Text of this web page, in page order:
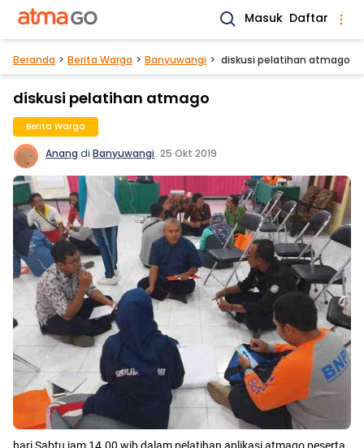
Masuk Daftar
Beranda Berita Warga Banyuwangi diskusi pelatihan atmago
diskusi pelatihan atmago
Berita Warga
Anang di Banyuwangi. 25 Okt 2019